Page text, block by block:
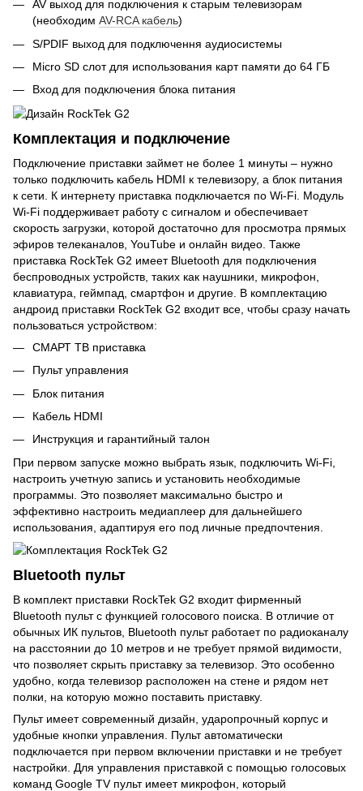
AV выход для подключения к старым телевизорам
(необходим AV-RCA кабель)
S/PDIF выход для подключення аудиосистемы
Micro SD слот для использования карт памяти до 64 ГБ
Вход для подключения блока питания
Комплектация и подключение
Подключение приставки займет не более 1 минуты – нужно
только подключить кабель HDMI к телевизору, а блок питания
к сети. К интернету приставка подключается по Wi-Fi. Модуль
Wi-Fi поддерживает работу с сигналом и обеспечивает
скорость загрузки, которой достаточно для просмотра прямых
эфиров телеканалов, YouTube и онлайн видео. Также
приставка RockTek G2 имеет Bluetooth для подключения
беспроводных устройств, таких как наушники, микрофон,
клавиатура, геймпад, смартфон и другие. В комплектацию
андроид приставки RockTek G2 входит все, чтобы сразу начать
пользоваться устройством:
СМАРТ ТВ приставка
Пульт управления
Блок питания
Кабель HDMI
Инструкция и гарантийный талон
При первом запуске можно выбрать язык, подключить Wi-Fi,
настроить учетную запись и установить необходимые
программы. Это позволяет максимально быстро и
эффективно настроить медиаплеер для дальнейшего
использования, адаптируя его под личные предпочтения.
Bluetooth пульт
В комплект приставки RockTek G2 входит фирменный
Bluetooth пульт с функцией голосового поиска. В отличие от
обычных ИК пультов, Bluetooth пульт работает по радиоканалу
на расстоянии до 10 метров и не требует прямой видимости,
что позволяет скрыть приставку за телевизор. Это особенно
удобно, когда телевизор расположен на стене и рядом нет
полки, на которую можно поставить приставку.
Пульт имеет современный дизайн, ударопрочный корпус и
удобные кнопки управления. Пульт автоматически
подключается при первом включении приставки и не требует
настройки. Для управления приставкой с помощью голосовых
команд Google TV пульт имеет микрофон, который